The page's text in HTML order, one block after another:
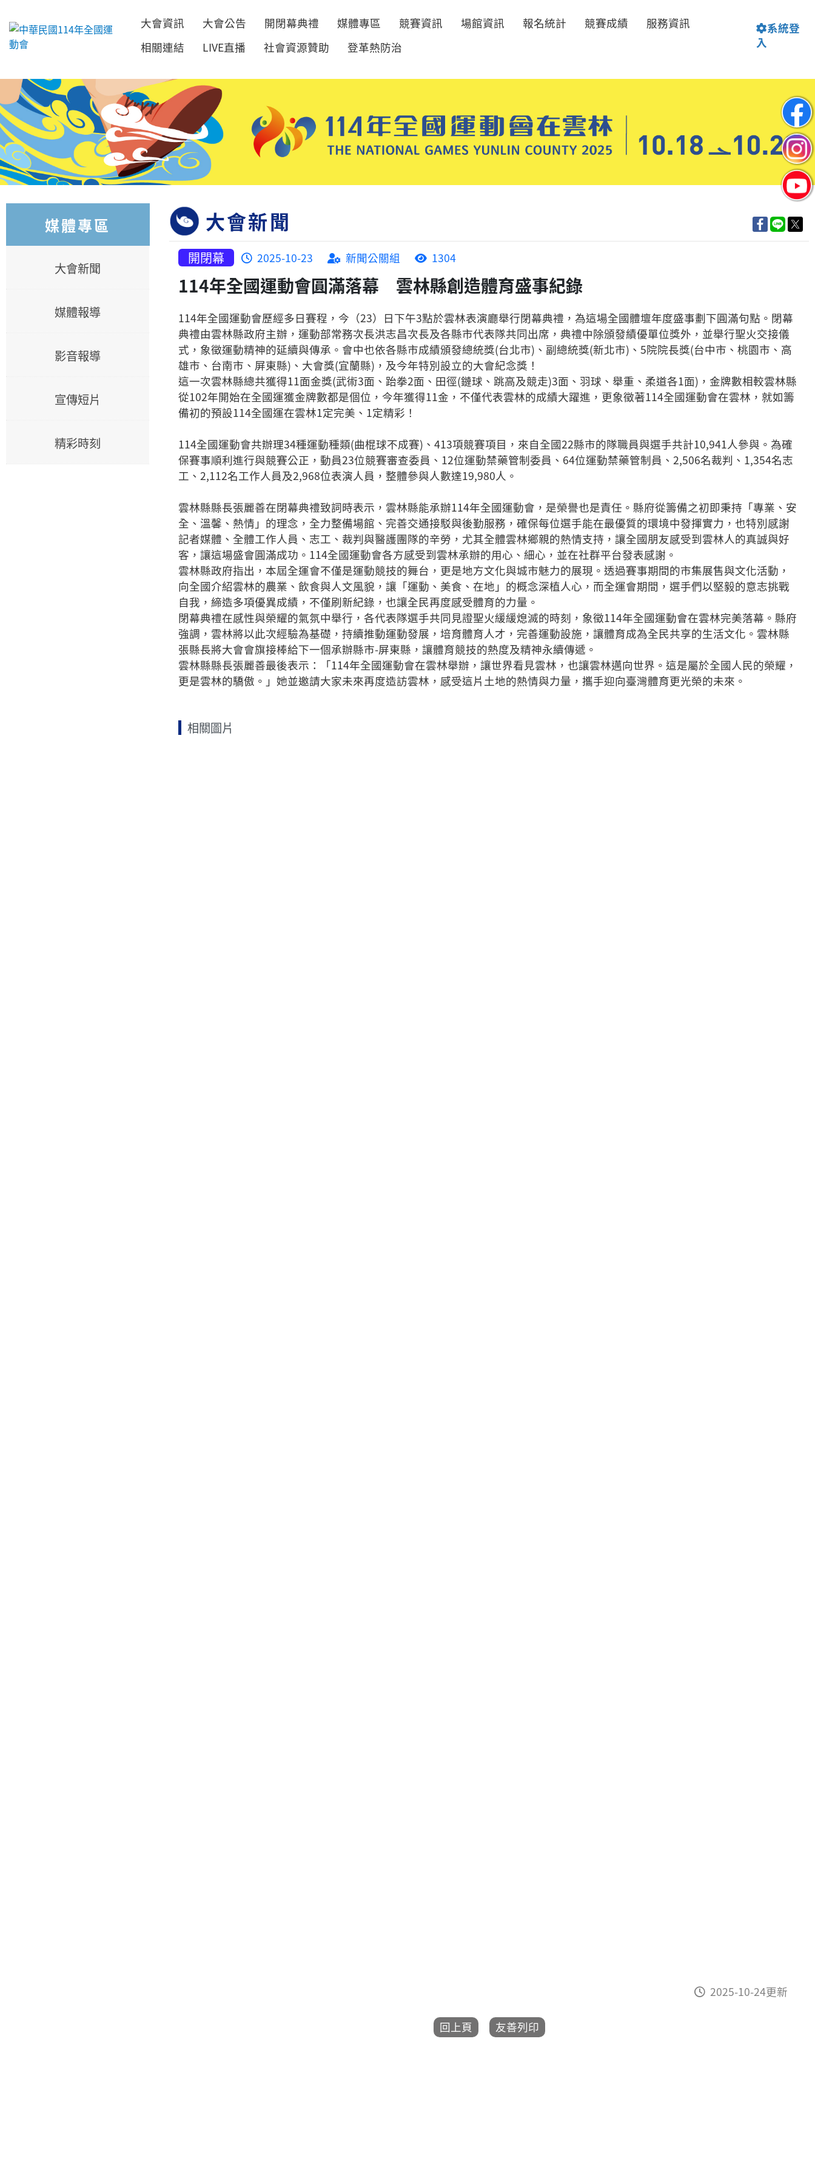
跳到主要內容
大會資訊 大會公告 開閉幕典禮 媒體專區 競賽資訊 場館資訊 報名統計 競賽成績
服務資訊
相關連結
LIVE直播 社會資源贊助 登革熱防治
系統登
入
媒體專區
大會新聞
媒體報導
影音報導
宣傳短片
精彩時刻
大會新聞
開閉幕 2025-10-23 新聞公關組 1304
114年全國運動會圓滿落幕 雲林縣創造體育盛事紀錄
114年全國運動會歷經多日賽程，今（23）日下午3點於雲林表演廳舉行閉幕典禮，為這場全國體壇年度盛事劃下圓滿句點。閉幕
典禮由雲林縣政府主辦，運動部常務次長洪志昌次長及各縣市代表隊共同出席，典禮中除頒發績優單位獎外，並舉行聖火交接儀
式，象徵運動精神的延續與傳承。會中也依各縣市成績頒發總統獎(台北市)、副總統獎(新北市)、5院院長獎(台中市、桃園市、高
雄市、台南市、屏東縣)、大會獎(宜蘭縣)，及今年特別設立的大會紀念獎！
這一次雲林縣總共獲得11面金獎(武術3面、跆拳2面、田徑(鏈球、跳高及競走)3面、羽球、舉重、柔道各1面)，金牌數相較雲林縣
從102年開始在全國運獲金牌數都是個位，今年獲得11金，不僅代表雲林的成績大躍進，更象徵著114全國運動會在雲林，就如籌
備初的預設114全國運在雲林1定完美、1定精彩！
114全國運動會共辦理34種運動種類(曲棍球不成賽)、413項競賽項目，來自全國22縣市的隊職員與選手共計10,941人參與。為確
保賽事順利進行與競賽公正，動員23位競賽審查委員、12位運動禁藥管制委員、64位運動禁藥管制員、2,506名裁判、1,354名志
工、2,112名工作人員及2,968位表演人員，整體參與人數達19,980人。
雲林縣縣長張麗善在閉幕典禮致詞時表示，雲林縣能承辦114年全國運動會，是榮譽也是責任。縣府從籌備之初即秉持「專業、安
全、溫馨、熱情」的理念，全力整備場館、完善交通接駁與後勤服務，確保每位選手能在最優質的環境中發揮實力，也特別感謝
記者媒體、全體工作人員、志工、裁判與醫護團隊的辛勞，尤其全體雲林鄉親的熱情支持，讓全國朋友感受到雲林人的真誠與好
客，讓這場盛會圓滿成功。114全國運動會各方感受到雲林承辦的用心、細心，並在社群平台發表感謝。
雲林縣政府指出，本屆全運會不僅是運動競技的舞台，更是地方文化與城市魅力的展現。透過賽事期間的市集展售與文化活動，
向全國介紹雲林的農業、飲食與人文風貌，讓「運動、美食、在地」的概念深植人心，而全運會期間，選手們以堅毅的意志挑戰
自我，締造多項優異成績，不僅刷新紀錄，也讓全民再度感受體育的力量。
閉幕典禮在感性與榮耀的氣氛中舉行，各代表隊選手共同見證聖火緩緩熄滅的時刻，象徵114年全國運動會在雲林完美落幕。縣府
強調，雲林將以此次經驗為基礎，持續推動運動發展，培育體育人才，完善運動設施，讓體育成為全民共享的生活文化。雲林縣
張縣長將大會會旗接棒給下一個承辦縣市-屏東縣，讓體育競技的熱度及精神永續傳遞。
雲林縣縣長張麗善最後表示：「114年全國運動會在雲林舉辦，讓世界看見雲林，也讓雲林邁向世界。這是屬於全國人民的榮耀，
更是雲林的驕傲。」她並邀請大家未來再度造訪雲林，感受這片土地的熱情與力量，攜手迎向臺灣體育更光榮的未來。
相關圖片
2025-10-24更新